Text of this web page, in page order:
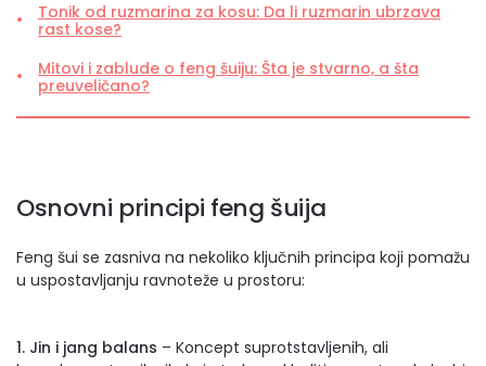
Tonik od ruzmarina za kosu: Da li ruzmarin ubrzava
rast kose?
Mitovi i zablude o feng šuiju: Šta je stvarno, a šta
preuveličano?
Osnovni principi feng šuija
Feng šui se zasniva na nekoliko ključnih principa koji pomažu
u uspostavljanju ravnoteže u prostoru:
1. Jin i jang balans – Koncept suprotstavljenih, ali